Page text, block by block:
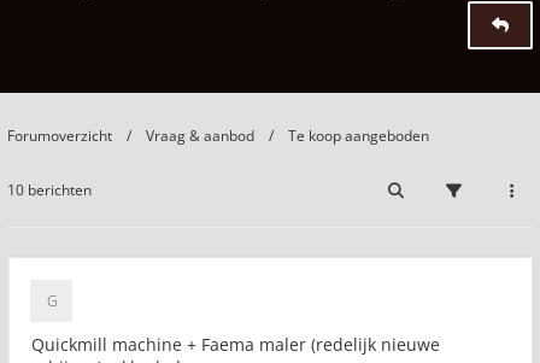
Forumoverzicht Vraag & aanbod Te koop aangeboden
10 berichten
Quickmill machine + Faema maler (redelijk nieuwe